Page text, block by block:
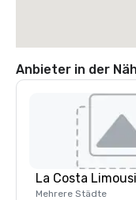
Anbieter in der
La Costa
Mehrere Städte